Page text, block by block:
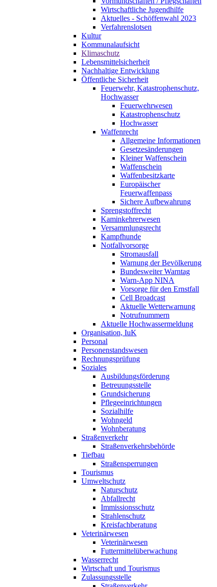
Wirtschaftliche Jugendhilfe
Aktuelles - Schöffenwahl 2023
Verfahrenslotsen
Kultur
Kommunalaufsicht
Klimaschutz
Lebensmittelsicherheit
Nachhaltige Entwicklung
Öffentliche Sicherheit
Feuerwehr, Katastrophenschutz,
Hochwasser
Feuerwehrwesen
Katastrophenschutz
Hochwasser
Waffenrecht
Allgemeine Informationen
Gesetzesänderungen
Kleiner Waffenschein
Waffenschein
Waffenbesitzkarte
Europäischer
Feuerwaffenpass
Sichere Aufbewahrung
Sprengstoffrecht
Kaminkehrerwesen
Versammlungsrecht
Kampfhunde
Notfallvorsorge
Stromausfall
Warnung der Bevölkerung
Bundesweiter Warntag
Warn-App NINA
Vorsorge für den Ernstfall
Cell Broadcast
Aktuelle Wetterwarnung
Notrufnummern
Aktuelle Hochwassermeldung
Organisation, IuK
Personal
Personenstandswesen
Rechnungsprüfung
Soziales
Ausbildungsförderung
Betreuungsstelle
Grundsicherung
Pflegeeinrichtungen
Sozialhilfe
Wohngeld
Wohnberatung
Straßenverkehr
Straßenverkehrsbehörde
Tiefbau
Straßensperrungen
Tourismus
Umweltschutz
Naturschutz
Abfallrecht
Immissionsschutz
Strahlenschutz
Kreisfachberatung
Veterinärwesen
Veterinärwesen
Futtermittelüberwachung
Wasserrecht
Wirtschaft und Tourismus
Zulassungsstelle